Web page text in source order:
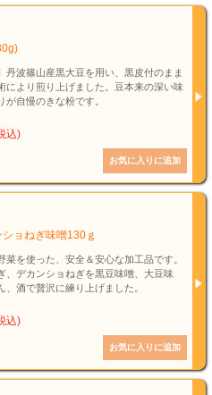
丹波篠山産黒大豆を用い、黒皮付のまま
により煎り上げました。豆本来の深い味
が自慢のきな粉です。
込)
ョねぎ味噌130ｇ
菜を使った、安全＆安心な加工品です。
、デカンショねぎを黒豆味噌、大豆味
、酒で贅沢に練り上げました。
込)